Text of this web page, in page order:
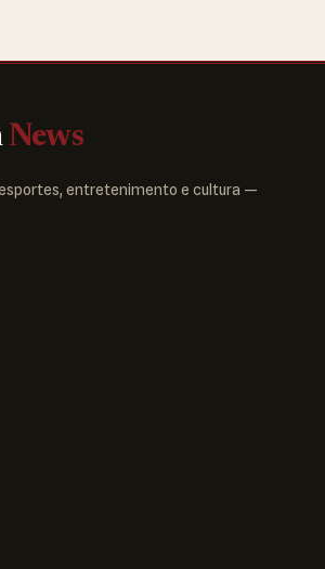
News
entretenimento e cultura —